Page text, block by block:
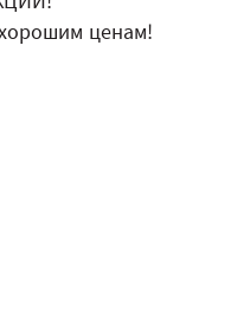
ценам!